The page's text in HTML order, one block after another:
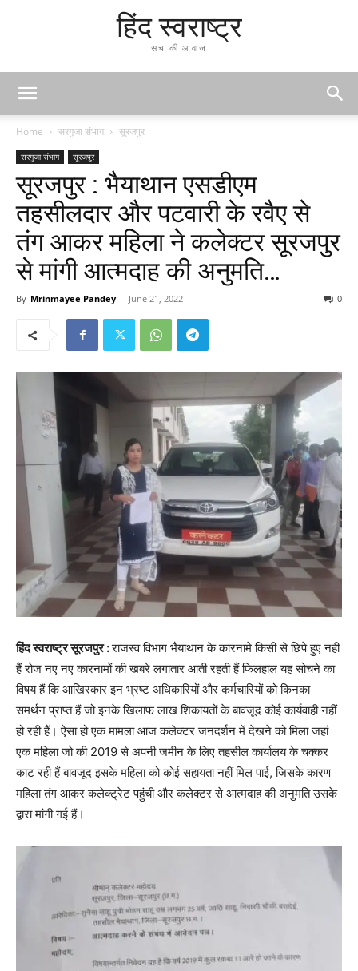
हिंद स्वराष्ट्र
सच की आवाज
Home सरगुजा संभाग सूरजपुर
सरगुजा संभाग सूरजपुर
सूरजपुर : भैयाथान एसडीएम
तहसीलदार और पटवारी के रवैए से
तंग आकर महिला ने कलेक्टर सूरजपुर
से मांगी आत्मदाह की अनुमति…
By Mrinmayee Pandey - June 21, 2022 0
हिंद स्वराष्ट्र सूरजपुर :राजस्व विभाग भैयाथान के कारनामे किसी से छिपे हुए नही
हैं रोज नए नए कारनामों की खबरे लगातार आती रहती हैं फिलहाल यह सोचने का
विषय हैं कि आखिरकार इन भ्रष्ट अधिकारियों और कर्मचारियों को किनका
समर्थन प्राप्त हैं जो इनके खिलाफ लाख शिकायतों के बावजूद कोई कार्यवाही नहीं
हो रही हैं। ऐसा हो एक मामला आज कलेक्टर जनदर्शन में देखने को मिला जहां
एक महिला जो की 2019 से अपनी जमीन के लिए तहसील कार्यालय के चक्कर
काट रही हैं बावजूद इसके महिला को कोई सहायता नहीं मिल पाई, जिसके कारण
महिला तंग आकर कलेक्ट्रेट पहुंची और कलेक्टर से आत्मदाह की अनुमति उसके
द्वारा मांगी गई हैं।